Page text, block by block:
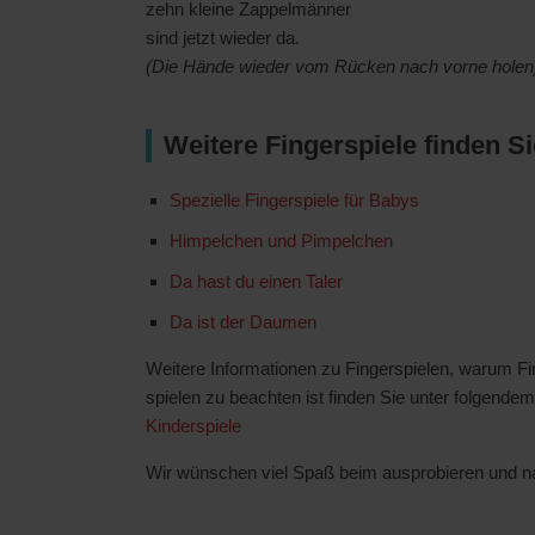
zehn kleine Zappelmänner
sind jetzt wieder da.
(Die Hände wieder vom Rücken nach vorne
Weitere Fingerspiele finden
Spezielle Fingerspiele für Babys
Himpelchen und Pimpelchen
Da hast du einen Taler
Da ist der Daumen
Weitere Informationen zu Fingerspielen, warum
spielen zu beachten ist finden Sie unter
Kinderspiele
Wir wünschen viel Spaß beim ausprobieren und